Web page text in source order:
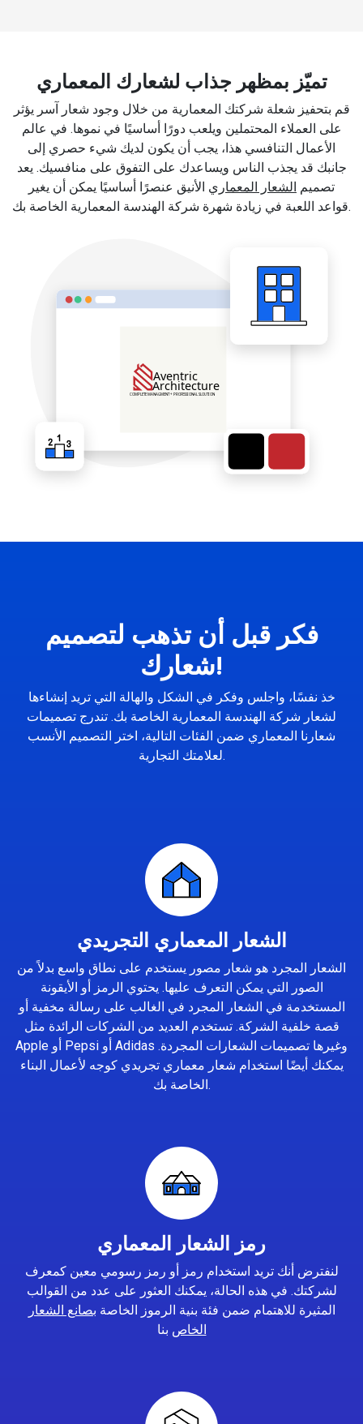
تميّز بمظهر جذاب لشعارك المعماري
قم بتحفيز شعلة شركتك المعمارية من خلال وجود شعار آسر يؤثر
على العملاء المحتملين ويلعب دورًا أساسيًا في نموها. في عالم
الأعمال التنافسي هذا، يجب أن يكون لديك شيء حصري إلى
جانبك قد يجذب الناس ويساعدك على التفوق على منافسيك. يعد
تصميم الشعار المعماري الأنيق عنصرًا أساسيًا يمكن أن يغير
قواعد اللعبة في زيادة شهرة شركة الهندسة المعمارية الخاصة بك.
فكر قبل أن تذهب لتصميم
شعارك!
خذ نفسًا، واجلس وفكر في الشكل والهالة التي تريد إنشاءها
لشعار شركة الهندسة المعمارية الخاصة بك. تندرج تصميمات
شعارنا المعماري ضمن الفئات التالية، اختر التصميم الأنسب
لعلامتك التجارية.
الشعار المعماري التجريدي
الشعار المجرد هو شعار مصور يستخدم على نطاق واسع بدلاً من
الصور التي يمكن التعرف عليها. يحتوي الرمز أو الأيقونة
المستخدمة في الشعار المجرد في الغالب على رسالة مخفية أو
قصة خلفية الشركة. تستخدم العديد من الشركات الرائدة مثل
Apple أو Pepsi أو Adidas وغيرها تصميمات الشعارات المجردة.
يمكنك أيضًا استخدام شعار معماري تجريدي كوجه لأعمال البناء
الخاصة بك.
رمز الشعار المعماري
لنفترض أنك تريد استخدام رمز أو رمز رسومي معين كمعرف
لشركتك. في هذه الحالة، يمكنك العثور على عدد من القوالب
المثيرة للاهتمام ضمن فئة بنية الرموز الخاصة بصانع الشعار
الخاص بنا